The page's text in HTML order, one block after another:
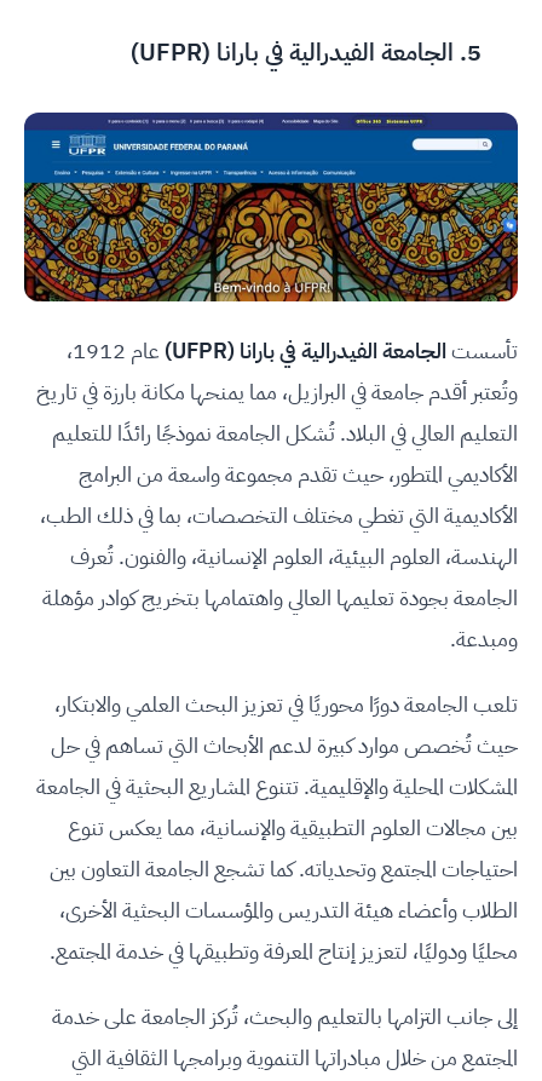
5. الجامعة الفيدرالية في بارانا (UFPR)
تأسستالجامعة الفيدرالية في بارانا (UFPR)
عام 1912،
وتُعتبر أقدم جامعة في البرازيل، مما يمنحها مكانة بارزة في تاريخ
التعليم العالي في البلاد. تُشكل الجامعة نموذجًا رائدًا للتعليم
الأكاديمي المتطور، حيث تقدم مجموعة واسعة من البرامج
الأكاديمية التي تغطي مختلف التخصصات، بما في ذلك الطب،
الهندسة، العلوم البيئية، العلوم الإنسانية، والفنون. تُعرف
الجامعة بجودة تعليمها العالي واهتمامها بتخريج كوادر مؤهلة
ومبدعة.
تلعب الجامعة دورًا محوريًا في تعزيز البحث العلمي والابتكار،
حيث تُخصص موارد كبيرة لدعم الأبحاث التي تساهم في حل
المشكلات المحلية والإقليمية. تتنوع المشاريع البحثية في الجامعة
بين مجالات العلوم التطبيقية والإنسانية، مما يعكس تنوع
احتياجات المجتمع وتحدياته. كما تشجع الجامعة التعاون بين
الطلاب وأعضاء هيئة التدريس والمؤسسات البحثية الأخرى،
محليًا ودوليًا، لتعزيز إنتاج المعرفة وتطبيقها في خدمة المجتمع.
إلى جانب التزامها بالتعليم والبحث، تُركز الجامعة على خدمة
المجتمع من خلال مبادراتها التنموية وبرامجها الثقافية التي